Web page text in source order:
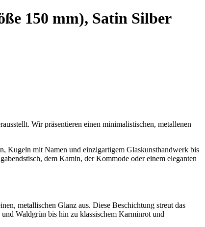
150 mm), Satin Silber
Wir präsentieren einen minimalistischen, metallenen
Kugeln mit Namen und einzigartigem Glaskunsthandwerk bis
dem Kamin, der Kommode oder einem eleganten
metallischen Glanz aus. Diese Beschichtung streut das
Waldgrün bis hin zu klassischem Karminrot und